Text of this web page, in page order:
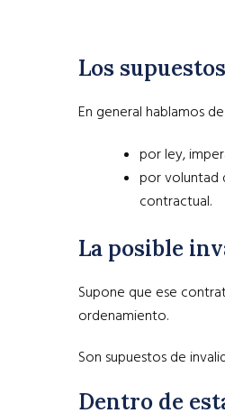
Los
En general hablamos
por ley,
por voluntad
contractual.
La posible
Supone que ese
ordenamiento.
Son supuestos de
Dentro de